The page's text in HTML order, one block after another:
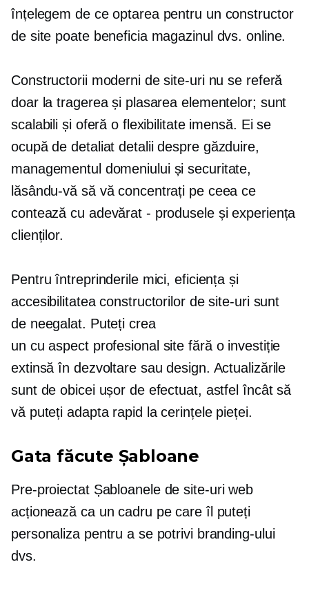
înțelegem de ce optarea pentru un constructor
de site poate beneficia magazinul dvs. online.
Constructorii moderni de site-uri nu se referă
doar la tragerea și plasarea elementelor; sunt
scalabili și oferă o flexibilitate imensă. Ei se
ocupă dedetaliat detalii despre găzduire,
managementul domeniului și securitate,
lăsându-vă să vă concentrați pe ceea ce
contează cu adevărat - produsele și experiența
clienților.
Pentru întreprinderile mici, eficiența și
accesibilitatea constructorilor de site-uri sunt
de neegalat. Puteți crea
un cu aspect profesional site fără o investiție
extinsă în dezvoltare sau design. Actualizările
sunt de obicei ușor de efectuat, astfel încât să
vă puteți adapta rapid la cerințele pieței.
Gata făcute Șabloane
Pre-proiectatȘabloanele de site-uri web
acționează ca un cadru pe care îl puteți
personaliza pentru a se potrivi branding-ului
dvs.